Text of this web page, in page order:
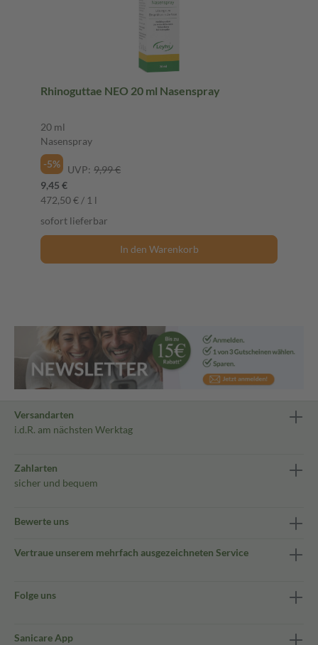
Rhinoguttae NEO 20 ml Nasenspray
20 ml
Nasenspray
-5%
UVP: 9,99 €
9,45 €
472,50 € / 1 l
sofort lieferbar
In den Warenkorb
Versandarten
i.d.R. am nächsten Werktag
Zahlarten
sicher und bequem
Bewerte uns
Vertraue unserem mehrfach ausgezeichneten Service
Folge uns
Sanicare App